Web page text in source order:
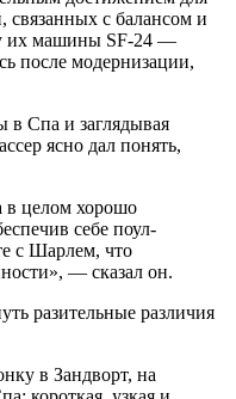
связанных с балансом и
их машины SF-24 —
после модернизации,
Спа и заглядывая
ясно дал понять,
в целом хорошо
себе поул-
с Шарлем, что
— сказал он.
разительные различия
в Зандворт, на